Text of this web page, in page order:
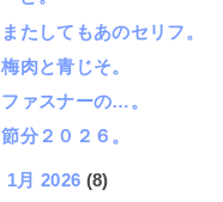
またしてもあのセリフ。
梅肉と青じそ。
ファスナーの…。
節分２０２６。
1月 2026 (8)